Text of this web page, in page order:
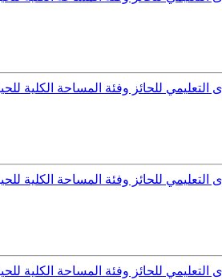
للحائز وفئة المساحة الكلية
للحائز وفئة المساحة الكلية
للحائز وفئة المساحة الكلية